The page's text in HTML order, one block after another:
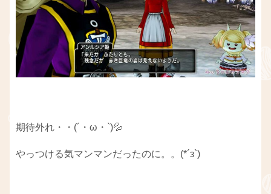
期待外れ・・(´・ω・`)💦
やっつける気マンマンだったのに。。(*´з`)